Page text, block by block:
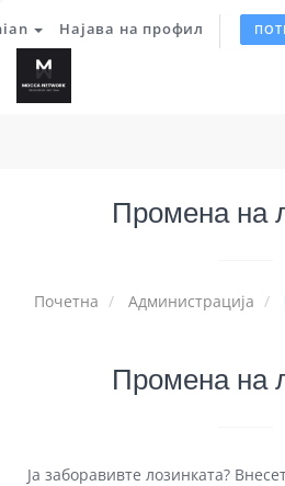
Најава на профил
Промена на
Почетна Администрација
Промена на
Ја заборавивте лозинката?